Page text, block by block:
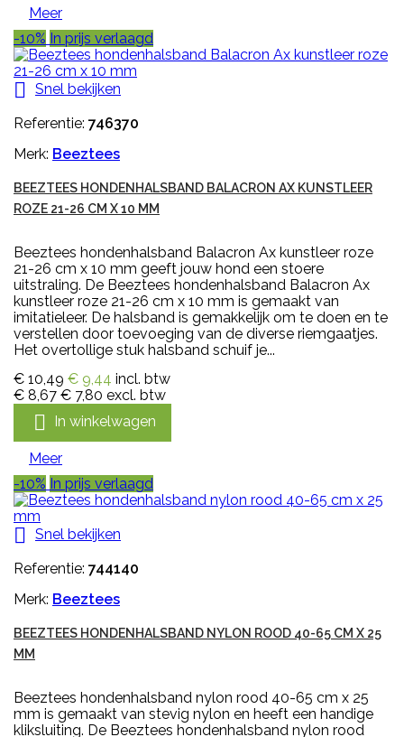
Meer
-10% In prijs verlaagd
 Snel bekijken
Referentie: 746370
Merk: Beeztees
BEEZTEES HONDENHALSBAND BALACRON AX KUNSTLEER
ROZE 21-26 CM X 10 MM
Beeztees hondenhalsband Balacron Ax kunstleer roze
21-26 cm x 10 mm geeft jouw hond een stoere
uitstraling. De Beeztees hondenhalsband Balacron Ax
kunstleer roze 21-26 cm x 10 mm is gemaakt van
imitatieleer. De halsband is gemakkelijk om te doen en te
verstellen door toevoeging van de diverse riemgaatjes.
Het overtollige stuk halsband schuif je...
€ 10,49 € 9,44 incl. btw
€ 8,67 € 7,80 excl. btw
 In winkelwagen
Meer
-10% In prijs verlaagd
 Snel bekijken
Referentie: 744140
Merk: Beeztees
BEEZTEES HONDENHALSBAND NYLON ROOD 40-65 CM X 25
MM
Beeztees hondenhalsband nylon rood 40-65 cm x 25
mm is gemaakt van stevig nylon en heeft een handige
kliksluiting. De Beeztees hondenhalsband nylon rood